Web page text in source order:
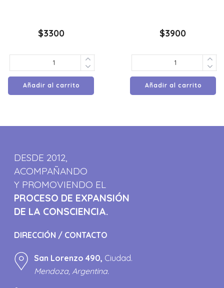
$3300
Añadir al carrito
$3900
Añadir al carrito
DESDE 2012,
ACOMPAÑANDO
Y PROMOVIENDO EL
PROCESO DE EXPANSIÓN
DE LA CONSCIENCIA.
DIRECCIÓN / CONTACTO
San Lorenzo 490, Ciudad.
Mendoza, Argentina.